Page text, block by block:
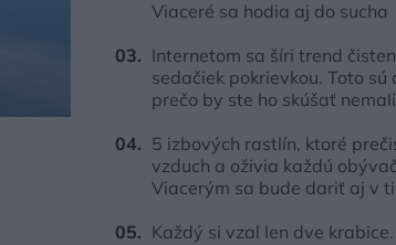
Viaceré sa hodia aj do sucha
Internetom sa šíri trend
sedačiek pokrievkou. Toto sú
prečo by ste ho skúšať nemali
5 izbových rastlín, ktoré
vzduch a oživia každú
Viacerým sa bude dariť aj v
Každý si vzal len dve krabice.